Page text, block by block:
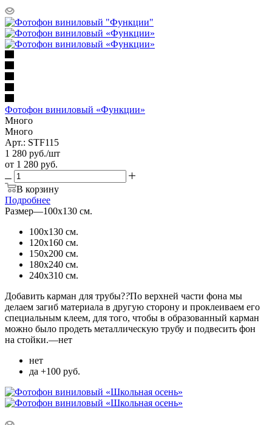
Фотофон виниловый «Функции»
Много
Много
Арт.: STF115
1 280 руб./шт
от 1 280 руб.
В корзину
Подробнее
Размер—100х130 см.
100х130 см.
120х160 см.
150х200 см.
180х240 см.
240х310 см.
Добавить карман для трубы??По верхней части фона мы
делаем загиб материала в другую сторону и проклеиваем его
специальным клеем, для того, чтобы в образованный карман
можно было продеть металлическую трубу и подвесить фон
на стойки.—нет
нет
да +100 руб.